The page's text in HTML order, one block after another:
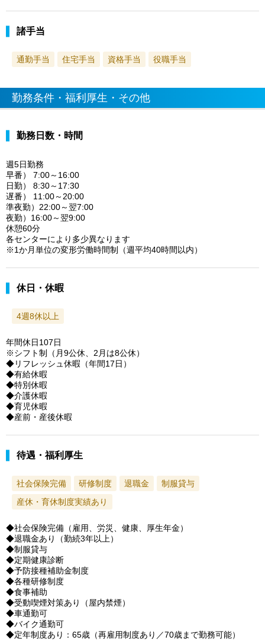
諸手当
通勤手当 住宅手当 資格手当 役職手当
勤務条件・福利厚生・その他
勤務日数・時間
週5日勤務
早番） 7:00～16:00
日勤） 8:30～17:30
遅番） 11:00～20:00
準夜勤）22:00～翌7:00
夜勤）16:00～翌9:00
休憩60分
各センターにより多少異なります
※1か月単位の変形労働時間制（週平均40時間以内）
休日・休暇
4週8休以上
年間休日107日
※シフト制（月9公休、2月は8公休）
◆リフレッシュ休暇（年間17日）
◆有給休暇
◆特別休暇
◆介護休暇
◆育児休暇
◆産前・産後休暇
待遇・福利厚生
社会保険完備 研修制度 退職金
制服貸与
産休・育休制度実績あり
◆社会保険完備（雇用、労災、健康、厚生年金）
◆退職金あり（勤続3年以上）
◆制服貸与
◆定期健康診断
◆予防接種補助金制度
◆各種研修制度
◆食事補助
◆受動喫煙対策あり（屋内禁煙）
◆車通勤可
◆バイク通勤可
◆定年制度あり：65歳（再雇用制度あり／70歳まで勤務可能）